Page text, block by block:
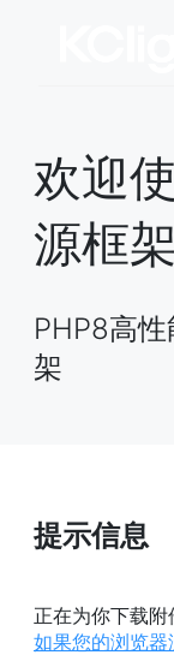
欢迎
源框
PHP8高
架
提示信息
正在为你下载附
如果您的浏览